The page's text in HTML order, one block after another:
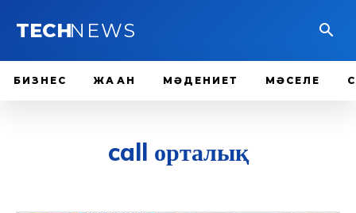
TECHNEWS
БИЗНЕС ЖАҺАН МӘДЕНИЕТ МӘСЕЛЕ
call орталық